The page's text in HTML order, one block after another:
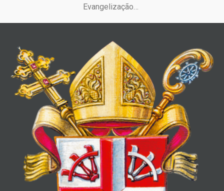
Evangelização…